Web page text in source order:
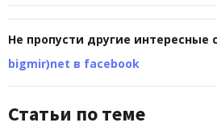
Не пропусти другие интересные
bigmir)net в facebook
Статьи по теме